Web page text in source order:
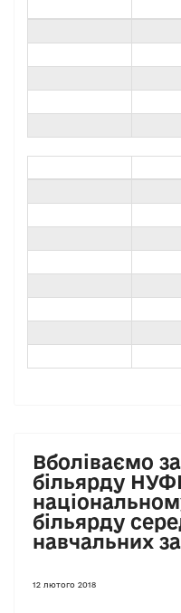
Вболіваємо
більярду
більярду
навчальних
12 лютого 2018